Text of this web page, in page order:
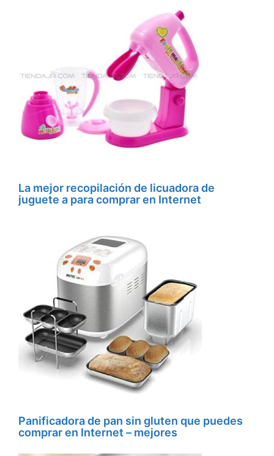
La mejor recopilación de licuadora de
juguete a para comprar en Internet
Panificadora de pan sin gluten que puedes
comprar en Internet – mejores